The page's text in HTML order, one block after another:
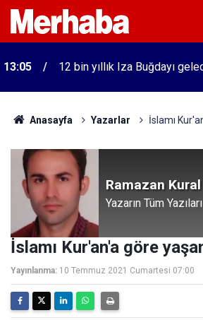
13:05 12 bin yıllık Iza Buğdayı
Anasayfa Yazarlar İslamı
Ramazan Kural
Yazarın Tüm
İslamı Kur'an'a göre
Yayınlanma: 10 Temmuz 2021 Cumartesi 07:00